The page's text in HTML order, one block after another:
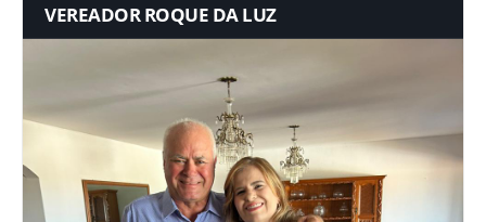
VEREADOR ROQUE DA LUZ